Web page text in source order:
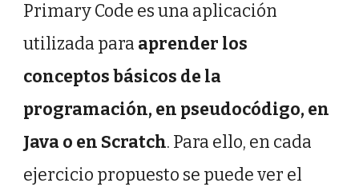
Primary Code es una aplicación
utilizada para aprender los
conceptos básicos de la
programación, en pseudocódigo, en
Java o en Scratch. Para ello, en cada
ejercicio propuesto se puede ver el